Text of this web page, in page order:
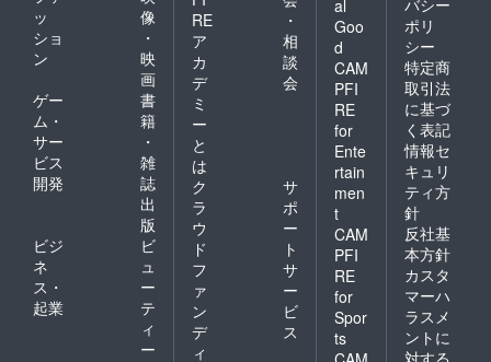
ッ
ショ
ン
像
・
映
画
ゲー
ム・
サー
ビス
開発
書
籍
・
雑
誌
出
版
ビジ
ネ
ス・
起業
ビ
ュ
ー
テ
ィ
ー
RE
ア
カ
デ
ミ
ー
と
は
・
相
談
会
ク
ラ
ウ
ド
フ
ァ
ン
デ
ィ
サ
ポ
ー
ト
サ
ー
ビ
ス
al
Goo
d
CAM
PFI
RE
for
Ente
rtain
men
t
CAM
PFI
RE
for
Spor
ts
ポリ
シー
特定商
取引法
に基づ
く表記
情報セ
キュリ
ティ方
針
反社基
本方針
カスタ
マーハ
ラスメ
ントに
対する